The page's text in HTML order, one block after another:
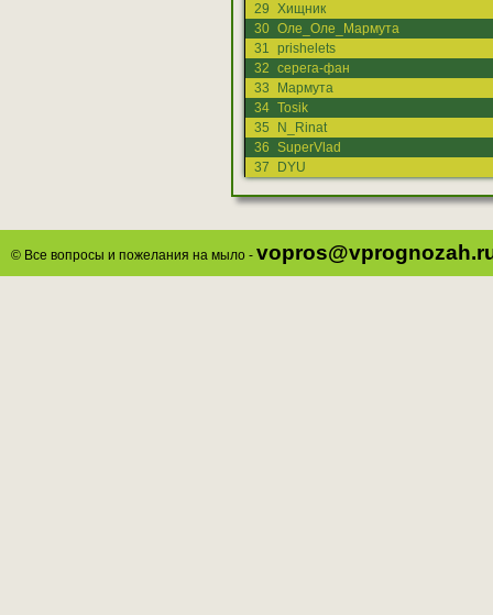
29 Хищник
30 Оле_Оле_Мармута
31 prishelets
32 серега-фан
33
Мармута
34 Tosik
35
N_Rinat
36 SuperVlad
37
DYU
© Все вопросы и пожелания на мыло -